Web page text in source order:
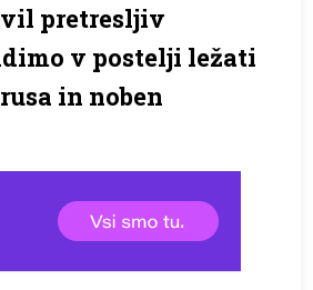
pretresljiv
v postelji ležati
in noben